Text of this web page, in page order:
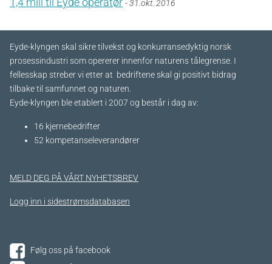
- 31.okt..2016
Eyde-klyngen skal sikre tilvekst og konkurransedyktig norsk
prosessindustri som opererer innenfor naturens tålegrense. I
fellesskap streber vi etter at bedriftene skal gi positivt bidrag
tilbake til samfunnet og naturen.
Eyde-klyngen ble etablert i 2007 og består i dag av:
16 kjernebedrifter​
52 kompetanseleverandører
MELD DEG PÅ VÅRT NYHETSBREV
Logg inn i sidestrømsdatabasen
Følg oss på facebook